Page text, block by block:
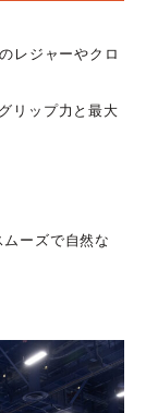
レジャーやクロ
リップ力と最大
ーズで自然な